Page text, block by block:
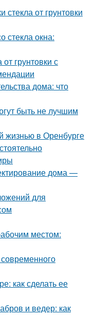
от грунтовки
стекла окна:
грунтовки с
дома: что
быть не лучшим
жизнью в Оренбурге
дома —
для
местом:
как сделать ее
и ведер: как